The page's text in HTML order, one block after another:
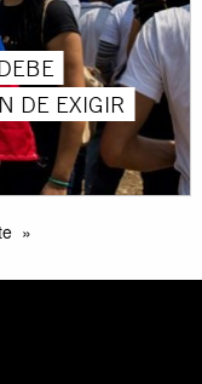
DE EXIGIR